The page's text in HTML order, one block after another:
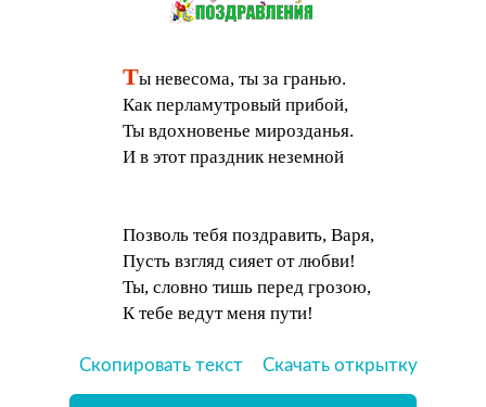
Ты невесома, ты за гранью.
Как перламутровый прибой,
Ты вдохновенье мирозданья.
И в этот праздник неземной
Позволь тебя поздравить, Варя,
Пусть взгляд сияет от любви!
Ты, словно тишь перед грозою,
К тебе ведут меня пути!
Скопировать текст Скачать открытку